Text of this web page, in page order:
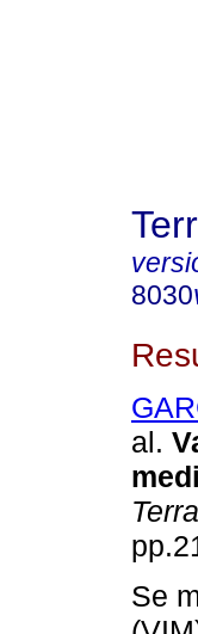
8030
al.
Se